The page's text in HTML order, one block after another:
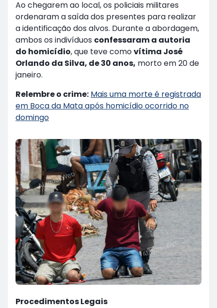
Ao chegarem ao local, os policiais militares
ordenaram a saída dos presentes para realizar
a identificação dos alvos. Durante a abordagem,
ambos os indivíduos confessaram a autoria
do homicídio, que teve comovítima José
Orlando da Silva, de 30 anos, morto em 20 de
janeiro.
Relembre o crime: Mais uma morte é registrada
em Boca da Mata após homicídio ocorrido no
domingo
Procedimentos Legais